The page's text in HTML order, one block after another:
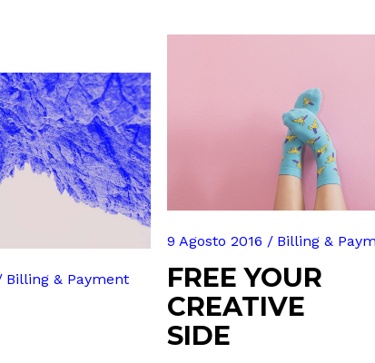
9 Agosto 2016 Billing &
FREE YOUR
CREATIVE
SIDE
Billing & Payment